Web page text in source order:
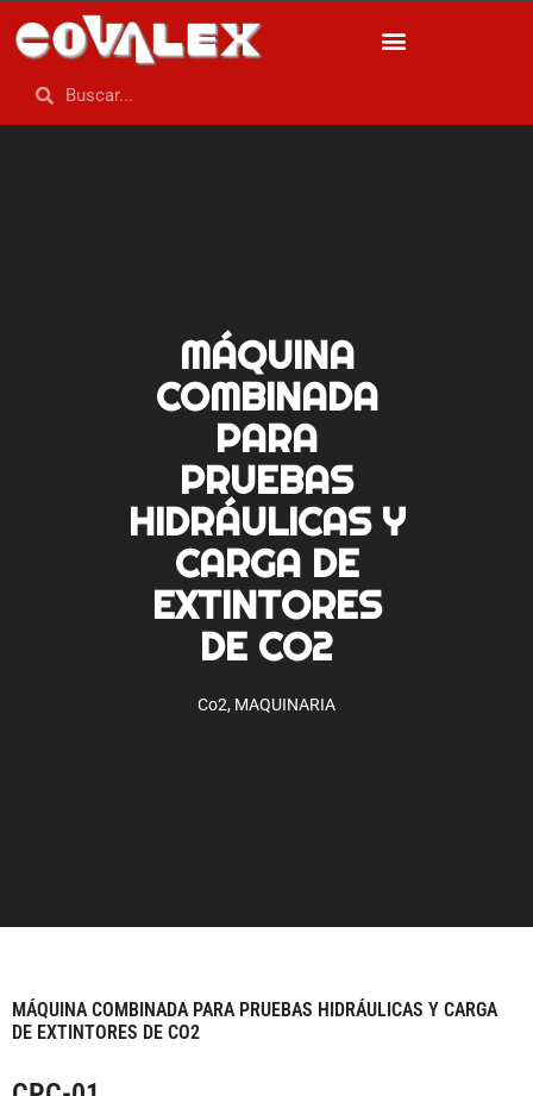
MÁQUINA
COMBINADA
PARA
PRUEBAS
HIDRÁULICAS Y
CARGA DE
EXTINTORES
DE CO2
Co2, MAQUINARIA
MÁQUINA COMBINADA PARA PRUEBAS HIDRÁULICAS Y CARGA
DE EXTINTORES DE CO2